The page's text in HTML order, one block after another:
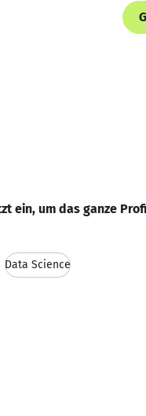
ein, um das ganze
Data Science